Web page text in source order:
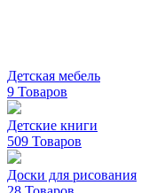
Детская мебель
9 Товаров
Детские книги
509 Товаров
Доски для рисования